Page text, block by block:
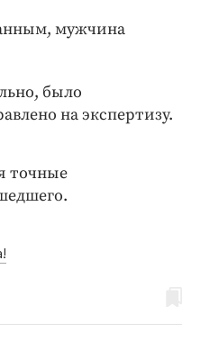
мужчина
было
на экспертизу.
точные